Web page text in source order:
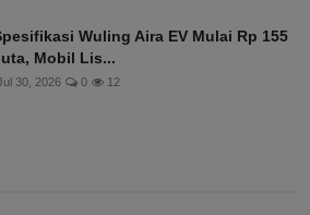
Wuling Aira EV Mulai Rp 155
Mobil Lis...
30, 2026 0 12